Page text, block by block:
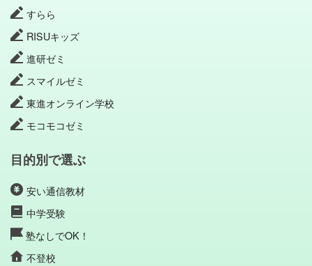
すらら
RISUキッズ
進研ゼミ
スマイルゼミ
東進オンライン学校
モコモコゼミ
目的別で選ぶ
安い通信教材
中学受験
塾なしでOK！
不登校